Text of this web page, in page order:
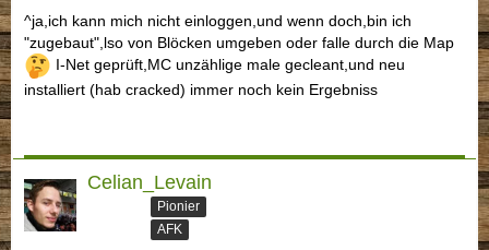
^ja,ich kann mich nicht einloggen,und wenn doch,bin ich
"zugebaut",lso von Blöcken umgeben oder falle durch die Map
I-Net geprüft,MC unzählige male gecleant,und neu
installiert (hab cracked) immer noch kein Ergebniss
Celian_Levain
Pionier
AFK